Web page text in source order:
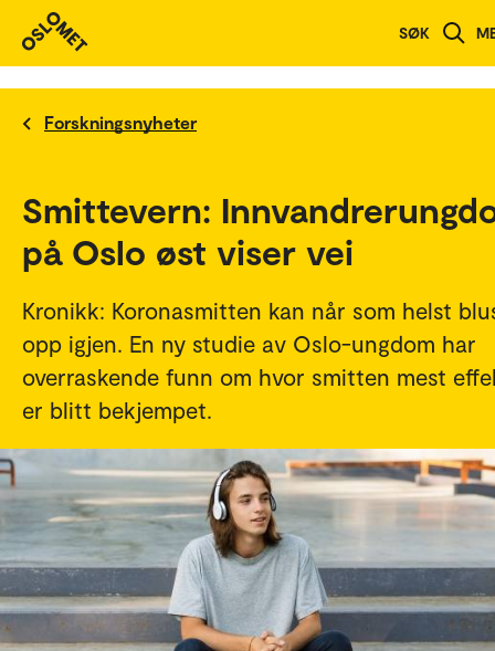
SØK
Forskningsnyheter
Smittevern:
på Oslo øst viser vei
Kronikk: Koronasmitten kan når som helst
opp igjen. En ny studie av Oslo-ungdom har
overraskende funn om hvor smitten mest
er blitt bekjempet.